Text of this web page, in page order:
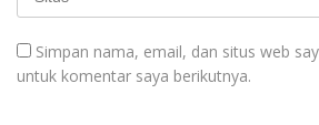
Simpan nama, email, dan situs web
untuk komentar saya berikutnya.